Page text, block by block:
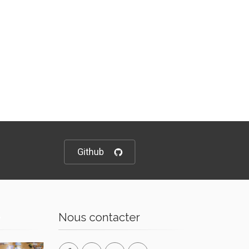
Github
Nous contacter